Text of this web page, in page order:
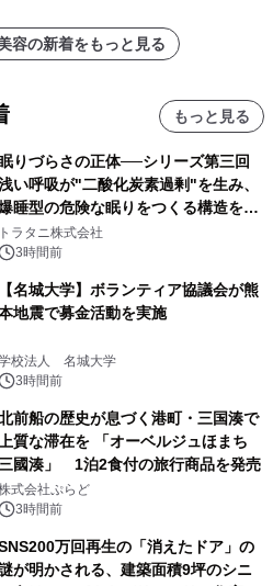
容の新着をもっと見る
もっと見る
りづらさの正体──シリーズ第三回
い呼吸が"二酸化炭素過剰"を生み、
睡型の危険な眠りをつくる構造を解
説
トラタニ株式会社
3時間前
【名城大学】ボランティア協議会が熊
地震で募金活動を実施
校法人 名城大学
3時間前
前船の歴史が息づく港町・三国湊で
上質な滞在を 「オーベルジュほまち
三國湊」 1泊2食付の旅行商品を発売
式会社ぷらど
3時間前
万回再生の「消えたドア」の
が明かされる、建築面積9坪のシニ